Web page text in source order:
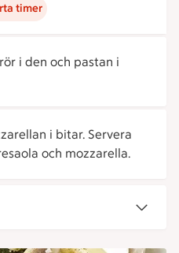
timer
i den och pastan i
i bitar. Servera
och mozzarella.